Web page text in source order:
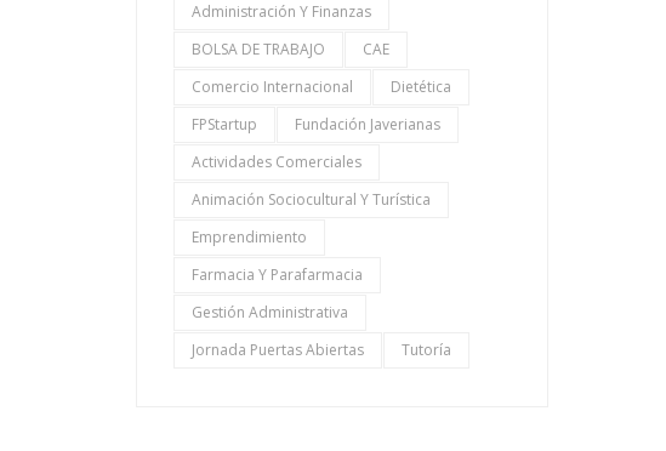
Administración Y Finanzas
BOLSA DE TRABAJO
CAE
Comercio Internacional
Dietética
FPStartup
Fundación Javerianas
Actividades Comerciales
Animación Sociocultural Y Turística
Emprendimiento
Farmacia Y Parafarmacia
Gestión Administrativa
Jornada Puertas Abiertas
Tutoría